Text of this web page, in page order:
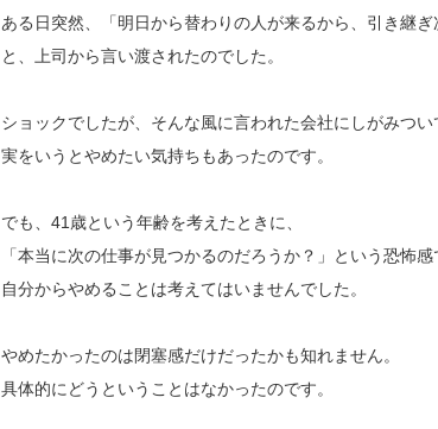
ある日突然、「明日から替わりの人が来るから、引き継ぎ
と、上司から言い渡されたのでした。
ショックでしたが、そんな風に言われた会社にしがみつい
実をいうとやめたい気持ちもあったのです。
でも、41歳という年齢を考えたときに、
「本当に次の仕事が見つかるのだろうか？」という恐怖感
自分からやめることは考えてはいませんでした。
やめたかったのは閉塞感だけだったかも知れません。
具体的にどうということはなかったのです。